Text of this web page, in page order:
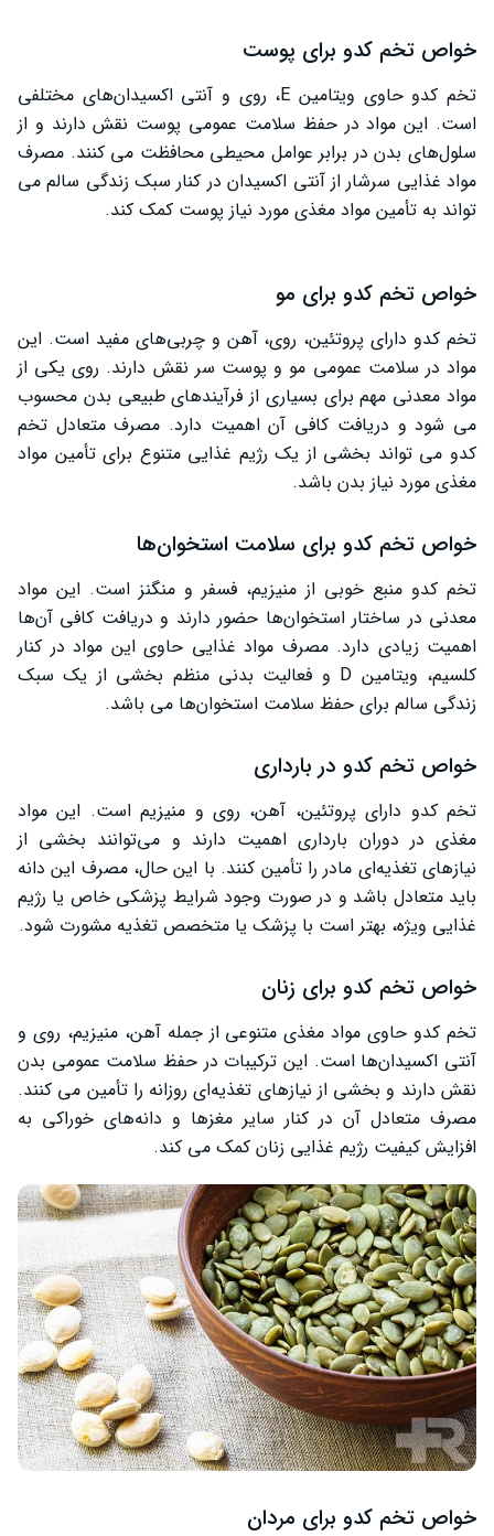
خواص تخم کدو برای پوست
تخم کدو حاوی ویتامین E، روی و آنتی‌ اکسیدان‌های مختلفی
است. این مواد در حفظ سلامت عمومی پوست نقش دارند و از
سلول‌های بدن در برابر عوامل محیطی محافظت می ‌کنند. مصرف
مواد غذایی سرشار از آنتی‌ اکسیدان در کنار سبک زندگی سالم می
‌تواند به تأمین مواد مغذی مورد نیاز پوست کمک کند.
خواص تخم کدو برای مو
تخم کدو دارای پروتئین، روی، آهن و چربی‌های مفید است. این
مواد در سلامت عمومی مو و پوست سر نقش دارند. روی یکی از
مواد معدنی مهم برای بسیاری از فرآیندهای طبیعی بدن محسوب
می‌ شود و دریافت کافی آن اهمیت دارد. مصرف متعادل تخم
کدو می ‌تواند بخشی از یک رژیم غذایی متنوع برای تأمین مواد
مغذی مورد نیاز بدن باشد.
خواص تخم کدو برای سلامت استخوان‌ها
تخم کدو منبع خوبی از منیزیم، فسفر و منگنز است. این مواد
معدنی در ساختار استخوان‌ها حضور دارند و دریافت کافی آن‌ها
اهمیت زیادی دارد. مصرف مواد غذایی حاوی این مواد در کنار
کلسیم، ویتامین D و فعالیت بدنی منظم بخشی از یک سبک
زندگی سالم برای حفظ سلامت استخوان‌ها می باشد.
خواص تخم کدو در بارداری
تخم کدو دارای پروتئین، آهن، روی و منیزیم است. این مواد
مغذی در دوران بارداری اهمیت دارند و می‌توانند بخشی از
نیازهای تغذیه‌ای مادر را تأمین کنند. با این حال، مصرف این دانه
باید متعادل باشد و در صورت وجود شرایط پزشکی خاص یا رژیم
غذایی ویژه، بهتر است با پزشک یا متخصص تغذیه مشورت شود.
خواص تخم کدو برای زنان
تخم کدو حاوی مواد مغذی متنوعی از جمله آهن، منیزیم، روی و
آنتی‌ اکسیدان‌ها است. این ترکیبات در حفظ سلامت عمومی بدن
نقش دارند و بخشی از نیازهای تغذیه‌ای روزانه را تأمین می ‌کنند.
مصرف متعادل آن در کنار سایر مغزها و دانه‌های خوراکی به
افزایش کیفیت رژیم غذایی زنان کمک می کند.
خواص تخم کدو برای مردان